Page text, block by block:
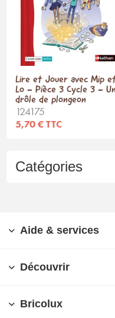
Catégories
Lire et Jouer avec Mip
Lo - Pièce 3 Cycle 3 -
drôle de plongeon
124175
5,70 € TTC
Aide & services
Découvrir
Bricolux